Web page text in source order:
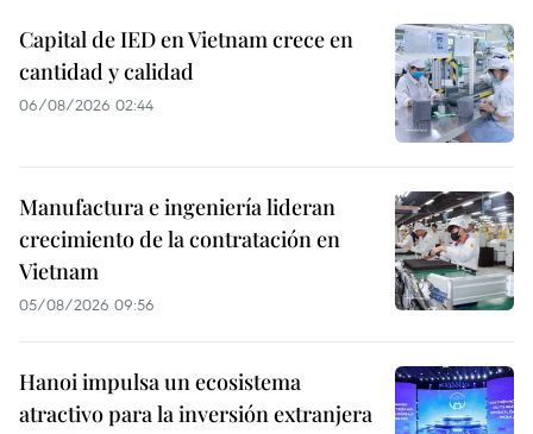
Capital de IED en Vietnam crece en
cantidad y calidad
06/08/2026 02:44
Manufactura e ingeniería lideran
crecimiento de la contratación en
Vietnam
05/08/2026 09:56
Hanoi impulsa un ecosistema
atractivo para la inversión extranjera